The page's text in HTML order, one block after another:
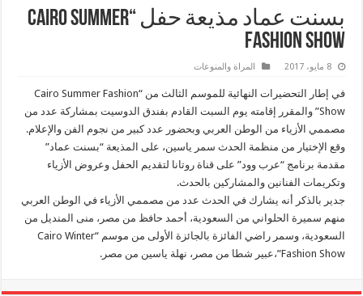
بسنت عماد مذيعة حفل “Cairo Summer
Fashion Show
8 مايو، 2017 المراة والمنوعات
في إطار التحضيرات النهائية للموسم الثالث من “Cairo Summer Fashion
Show” والمقرر إقامته يوم السبت القادم بفندق الدوسيت بمشاركة عدد من
مصممي الأزياء من الوطن العربي وبحضور عدد كبير من نجوم الفن والإعلام.
وقع الإختيار من منظمة الحدث سمر ياسين، على المذيعة “بسنت عماد”
مقدمة برنامج “عرب وود” على قناة روتانا لتقديم الحفل وعروض الأزياء
وتكريمات الفنانين والمشاركين بالحدث.
جدير بالذكر أنه يشارك في الحدث عدد من مصممي الأزياء في الوطن العربي
منهم سميرة الحلواني من السعودية، أحمد حافظ من مصر، منى المنديل من
السعودية، وسمر راضي الفائزة بالجائزة الأولى من موسم “Cairo Winter
Fashion Show”،عبير شطا من مصر، نهلة ياسين من مصر.